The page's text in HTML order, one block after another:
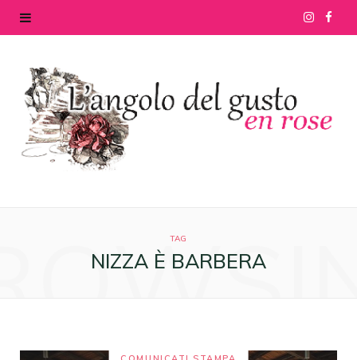
I
t e
TAG
NIZZA È BARBERA